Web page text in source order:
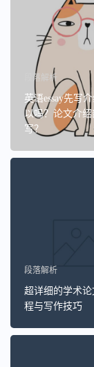
段落解析
英语essay先写
以吗？论文介
写？
段落解析
超详细的学术
程与写作技巧